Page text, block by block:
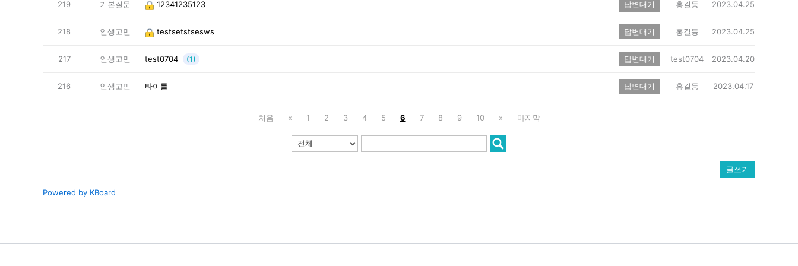
219 기본질문 12341235123 답변대기 홍길동 2023.04.25
218 인생고민 testsetstsesws 답변대기 홍길동 2023.04.25
217 인생고민 test0704 (1) 답변대기 test0704 2023.04.20
216 인생고민 타이틀 답변대기 홍길동 2023.04.17
처음 « 1 2 3 4 5 6 7 8 9 10 » 마지막
글쓰기
Powered by KBoard